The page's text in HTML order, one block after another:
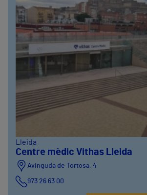
Lleida
Centre mèdic Vithas Lleida
Avinguda de Tortosa, 4
973 26 63 00